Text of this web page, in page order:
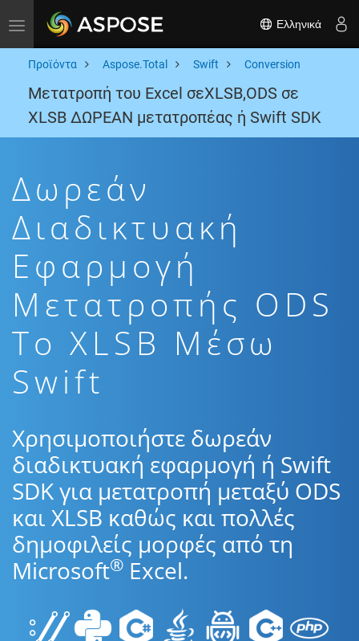
Toggle navigation Ελληνικά
Προϊόντα Aspose.Total Swift Conversion
Μετατροπή του Excel σεXLSB,ODS σε
XLSB ΔΩΡΕΑΝ μετατροπέας ή Swift SDK
Δωρεάν
Διαδικτυακή
Εφαρμογή
Μετατροπής ODS
To XLSB Μέσω
Swift
Χρησιμοποιήστε δωρεάν
διαδικτυακή εφαρμογή ή Swift
SDK για μετατροπή μεταξύ ODS
και XLSB καθώς και πολλές
δημοφιλείς μορφές από τη
Microsoft® Excel.